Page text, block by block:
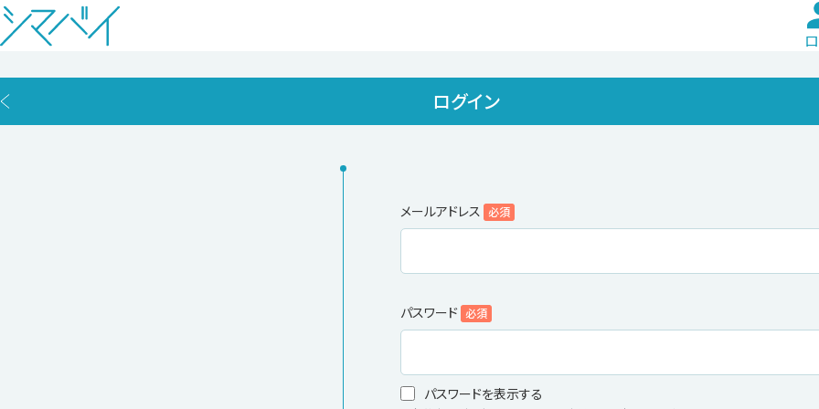
ログイン
メールアドレス 必須
パスワード 必須
パスワードを表示する